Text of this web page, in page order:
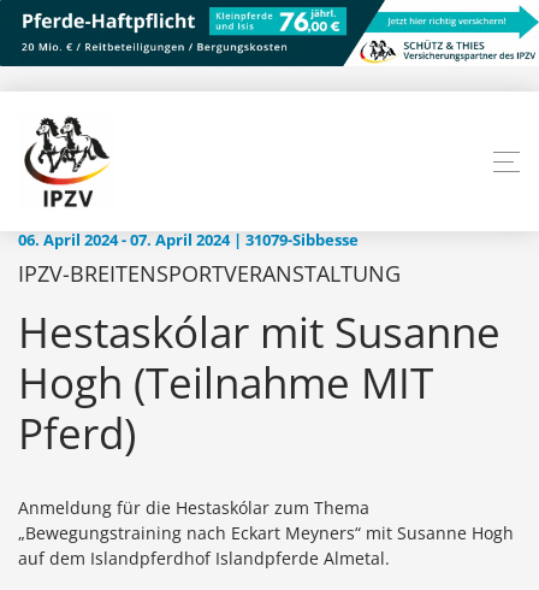
06. April 2024 - 07. April 2024 | 31079-Sibbesse
IPZV-BREITENSPORTVERANSTALTUNG
Hestaskólar mit Susanne
Hogh (Teilnahme MIT
Pferd)
Anmeldung für die Hestaskólar zum Thema
„Bewegungstraining nach Eckart Meyners“ mit Susanne Hogh
auf dem Islandpferdhof Islandpferde Almetal.